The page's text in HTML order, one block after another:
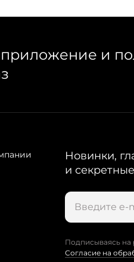
и
Новинки,
и
Подписываясь на
Согласие на